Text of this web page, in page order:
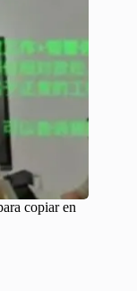
copiar en